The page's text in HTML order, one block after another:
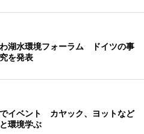
湖水環境フォーラム ドイツの事
を発表
イベント カヤック、ヨットなど
環境学ぶ